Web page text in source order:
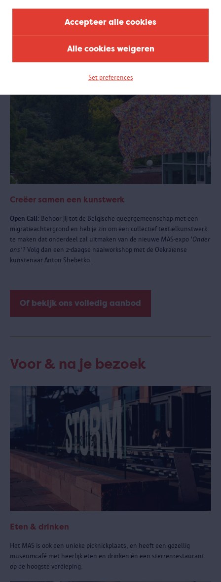
Accepteer alle cookies
Alle cookies weigeren
Set preferences
Creëer samen een kunstwerk
Open Call: Behoor jij tot de Belgische queergemeenschap met een
migratieachtergrond en heb je zin om een collectief textielkunstwerk
te maken dat onderdeel zal uitmaken van de nieuwe MAS-expo 'Onder
ons'? Volg dan een 2-daagse naaiworkshop met de Oekraïense
kunstenaar Anton Shebetko.
Of bekijk ons volledig aanbod
Voor & na je bezoek
Eten & drinken
Het MAS is ook een unieke picknickplaats, en heeft een gezellig
museumcafé met heerlijk eten en drinken én een sterrenrestaurant
op de hoogste verdieping.